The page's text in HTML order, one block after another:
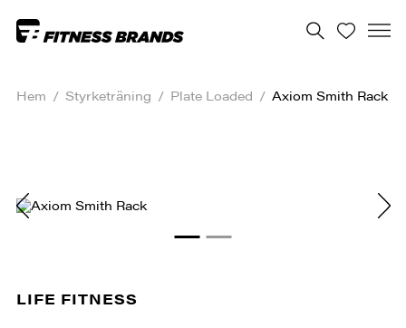
Hem / Styrketräning / Plate Loaded / Axiom Smith Rack
LIFE FITNESS